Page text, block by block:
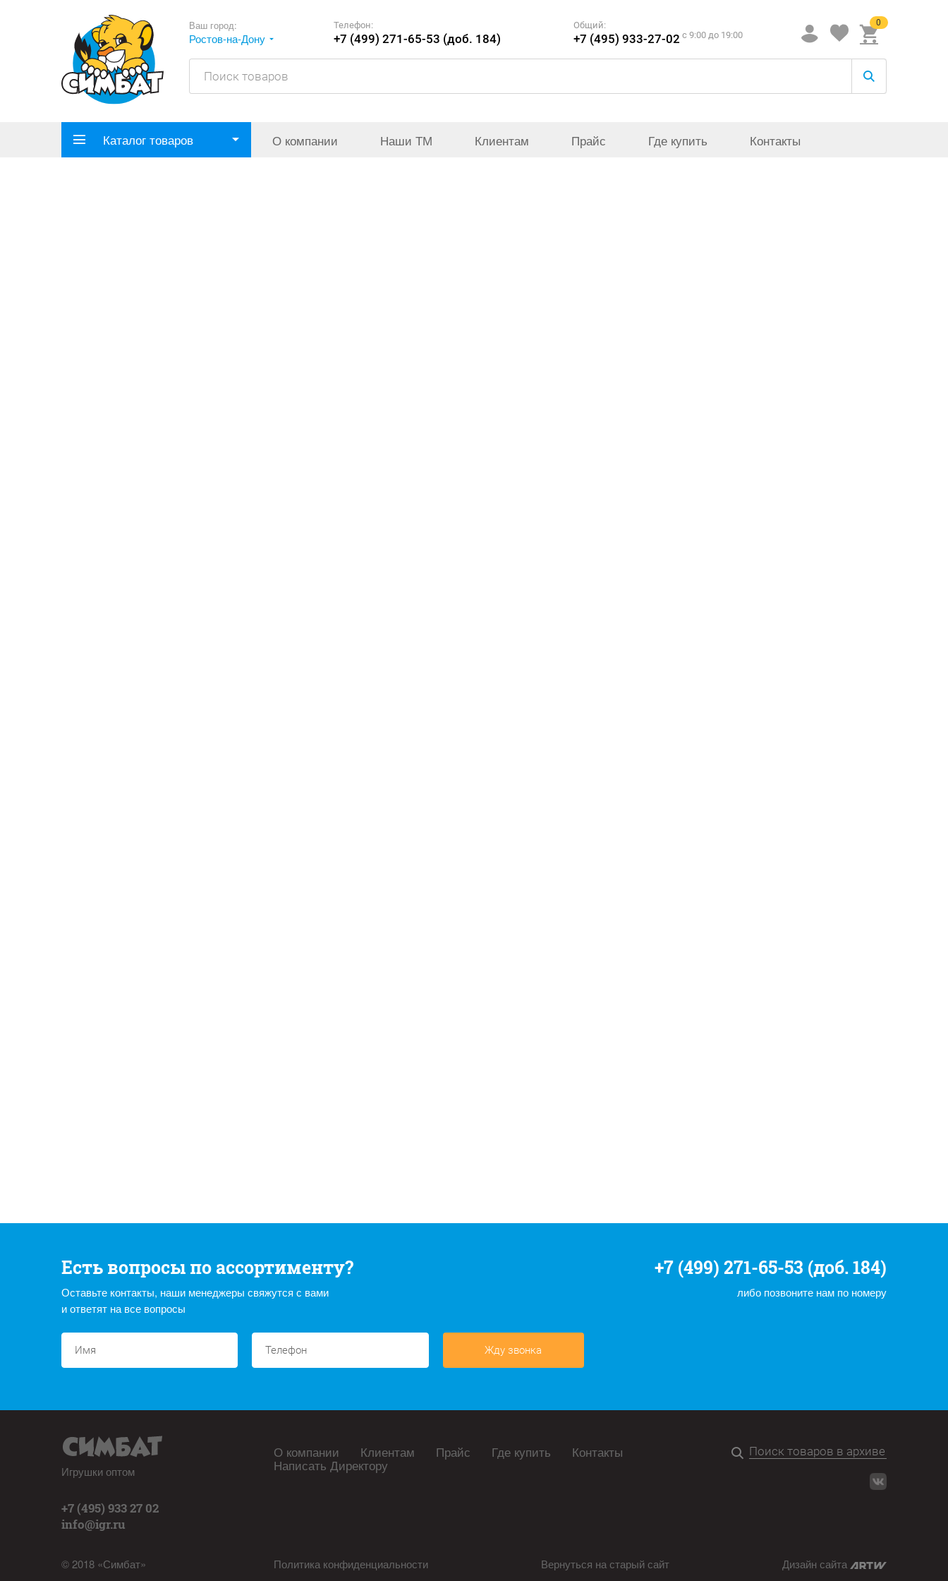
Ваш город:
Ростов-на-Дону
Телефон:
+7 (499) 271-65-53 (доб. 184)
Общий:
+7 (495) 933-27-02 c 9:00 до 19:00
0
Каталог товаров О компании Наши ТМ Клиентам Прайс Где купить Контакты
Есть вопросы по ассортименту?
Оставьте контакты, наши менеджеры свяжутся с вами
и ответят на все вопросы
+7 (499) 271-65-53 (доб. 184)
либо позвоните нам по номеру
Жду звонка
Игрушки оптом
+7 (495) 933 27 02
info@igr.ru
© 2018 «Симбат»
О компании Клиентам Прайс Где купить Контакты
Написать Директору
Политика конфиденциальности Вернуться на старый сайт Дизайн сайта